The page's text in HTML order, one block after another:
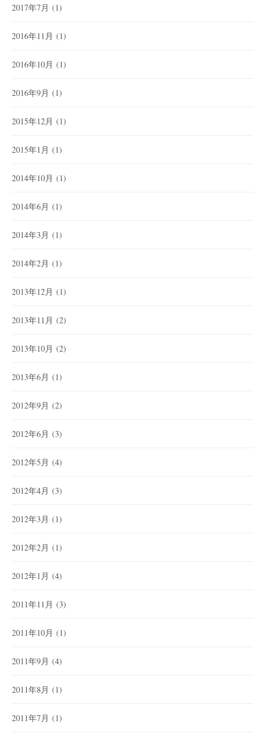
2017年7月 (1)
2016年11月 (1)
2016年10月 (1)
2016年9月 (1)
2015年12月 (1)
2015年1月 (1)
2014年10月 (1)
2014年6月 (1)
2014年3月 (1)
2014年2月 (1)
2013年12月 (1)
2013年11月 (2)
2013年10月 (2)
2013年6月 (1)
2012年9月 (2)
2012年6月 (3)
2012年5月 (4)
2012年4月 (3)
2012年3月 (1)
2012年2月 (1)
2012年1月 (4)
2011年11月 (3)
2011年10月 (1)
2011年9月 (4)
2011年8月 (1)
2011年7月 (1)